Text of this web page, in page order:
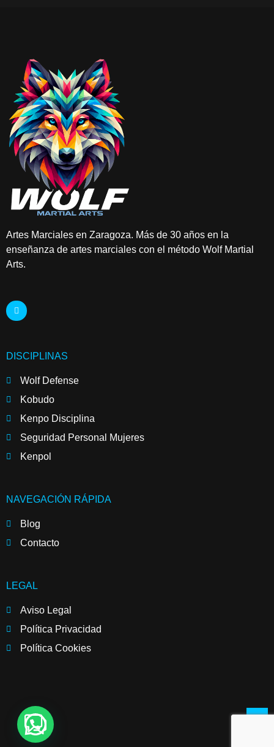
Artes Marciales en Zaragoza. Más de 30 años en la
enseñanza de artes marciales con el método Wolf Martial
Arts.
DISCIPLINAS
Wolf Defense
Kobudo
Kenpo Disciplina
Seguridad Personal Mujeres
Kenpol
NAVEGACIÓN RÁPIDA
Blog
Contacto
LEGAL
Aviso Legal
Política Privacidad
Política Cookies